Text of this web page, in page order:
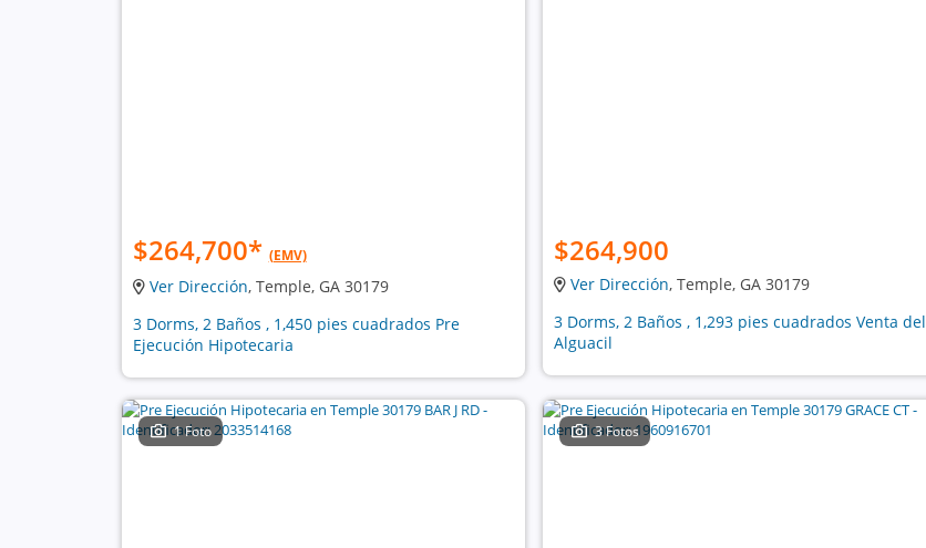
$264,700* (EMV)
Ver Dirección, Temple, GA 30179
3 Dorms, 2 Baños , 1,450 pies cuadrados Pre
Ejecución Hipotecaria
$264,900
Ver Dirección, Temple, GA 30179
3 Dorms, 2 Baños , 1,293 pies cuadrados Venta del
Alguacil
1 Foto 3 Fotos